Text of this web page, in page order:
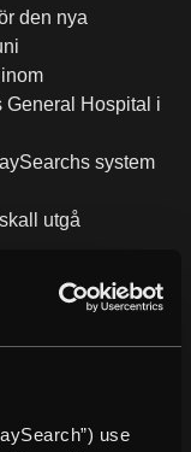
use
den nya
General Hospital i
system
utgå
två nya
lanseras